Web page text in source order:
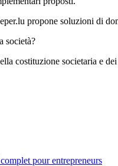
propone soluzioni di
società?
costituzione societaria e
pour entrepreneurs